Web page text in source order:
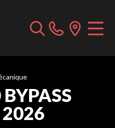
2026